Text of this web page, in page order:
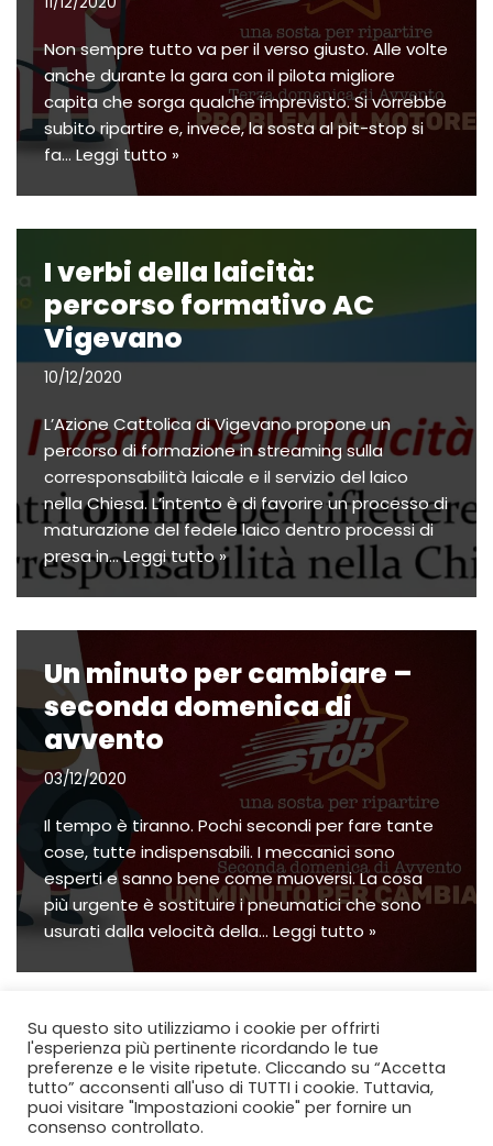
Non sempre tutto va per il verso giusto. Alle volte
anche durante la gara con il pilota migliore
capita che sorga qualche imprevisto. Si vorrebbe
subito ripartire e, invece, la sosta al pit-stop si
fa…Leggi tutto »
I verbi della laicità:
percorso formativo AC
Vigevano
10/12/2020
L’Azione Cattolica di Vigevano propone un
percorso di formazione in streaming sulla
corresponsabilità laicale e il servizio del laico
nella Chiesa. L’intento è di favorire un processo di
maturazione del fedele laico dentro processi di
presa in…Leggi tutto »
Un minuto per cambiare –
seconda domenica di
avvento
03/12/2020
Il tempo è tiranno. Pochi secondi per fare tante
cose, tutte indispensabili. I meccanici sono
esperti e sanno bene come muoversi. La cosa
più urgente è sostituire i pneumatici che sono
usurati dalla velocità della… Leggi tutto »
Su questo sito utilizziamo i cookie per offrirti
l'esperienza più pertinente ricordando le tue
preferenze e le visite ripetute. Cliccando su “Accetta
tutto” acconsenti all'uso di TUTTI i cookie. Tuttavia,
puoi visitare "Impostazioni cookie" per fornire un
consenso controllato.